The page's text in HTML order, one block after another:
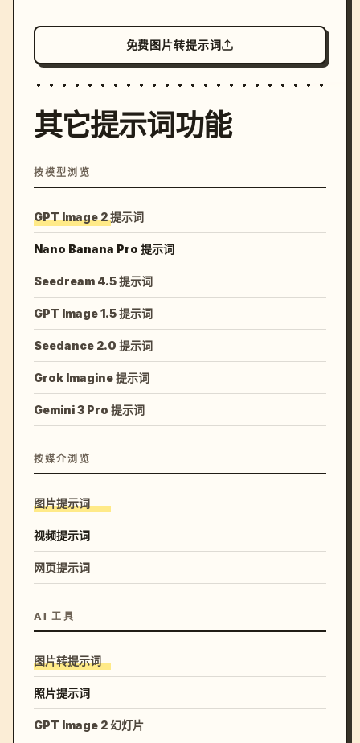
免费图片转提示词
其它提示词功能
按模型浏览
GPT Image 2 提示词
Nano Banana Pro 提示词
Seedream 4.5 提示词
GPT Image 1.5 提示词
Seedance 2.0 提示词
Grok Imagine 提示词
Gemini 3 Pro 提示词
按媒介浏览
图片提示词
视频提示词
网页提示词
AI 工具
图片转提示词
照片提示词
GPT Image 2 幻灯片